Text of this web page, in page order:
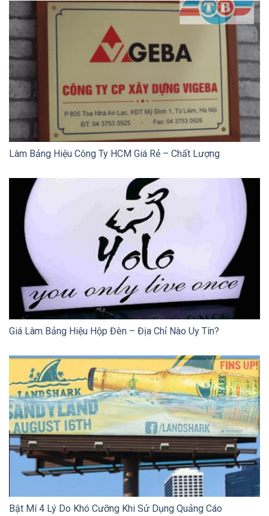
Làm Bảng Hiệu Công Ty HCM Giá Rẻ – Chất Lượng
Giá Làm Bảng Hiệu Hộp Đèn – Địa Chỉ Nào Uy Tín?
Bật Mí 4 Lý Do Khó Cưỡng Khi Sử Dụng Quảng Cáo